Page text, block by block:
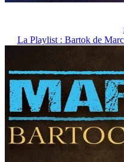
La Playlist : Bartok de